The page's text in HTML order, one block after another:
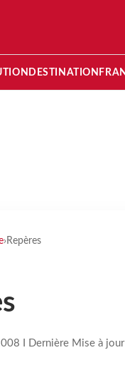
DESTINATION
› Repères
I Dernière Mise à